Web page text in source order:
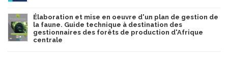
Élaboration et mise en oeuvre d'un plan de gestion de
la faune. Guide technique à destination des
gestionnaires des forêts de production d'Afrique
centrale